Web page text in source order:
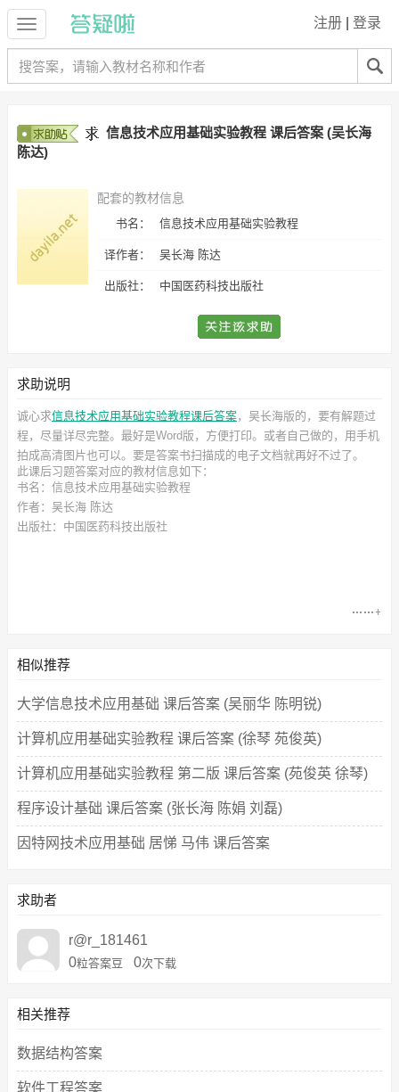
注册 登录
信息技术应用基础实验教程 课后答案 (吴长海
陈达)
配套的教材信息
书名： 信息技术应用基础实验教程
译作者： 吴长海 陈达
出版社： 中国医药科技出版社
求助说明
诚心求信息技术应用基础实验教程课后答案，吴长海版的，要有解题过
程，尽量详尽完整。最好是Word版，方便打印。或者自己做的，用手机
拍成高清图片也可以。要是答案书扫描成的电子文档就再好不过了。
此课后习题答案对应的教材信息如下：
书名：信息技术应用基础实验教程
作者：吴长海 陈达
出版社：中国医药科技出版社
相似推荐
大学信息技术应用基础 课后答案 (吴丽华 陈明锐)
计算机应用基础实验教程 课后答案 (徐琴 苑俊英)
计算机应用基础实验教程 第二版 课后答案 (苑俊英 徐琴)
程序设计基础 课后答案 (张长海 陈娟 刘磊)
因特网技术应用基础 居悌 马伟 课后答案
求助者
r@r_181461
0粒答案豆 0次下载
相关推荐
数据结构答案
软件工程答案